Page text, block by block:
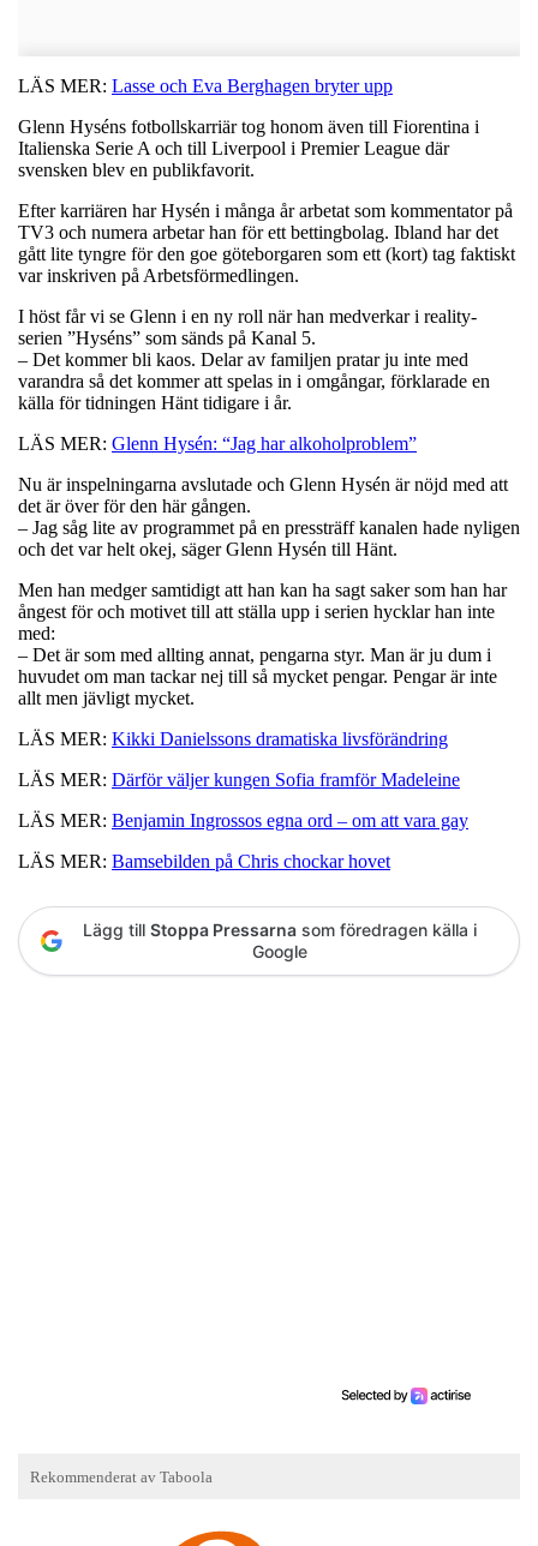
LÄS MER: Lasse och Eva Berghagen bryter upp
Glenn Hyséns fotbollskarriär tog honom även till Fiorentina i
Italienska Serie A och till Liverpool i Premier League där
svensken blev en publikfavorit.
Efter karriären har Hysén i många år arbetat som kommentator på
TV3 och numera arbetar han för ett bettingbolag. Ibland har det
gått lite tyngre för den goe göteborgaren som ett (kort) tag faktiskt
var inskriven på Arbetsförmedlingen.
I höst får vi se Glenn i en ny roll när han medverkar i reality-
serien ”Hyséns” som sänds på Kanal 5.
– Det kommer bli kaos. Delar av familjen pratar ju inte med
varandra så det kommer att spelas in i omgångar, förklarade en
källa för tidningen Hänt tidigare i år.
LÄS MER: Glenn Hysén: “Jag har alkoholproblem”
Nu är inspelningarna avslutade och Glenn Hysén är nöjd med att
det är över för den här gången.
– Jag såg lite av programmet på en pressträff kanalen hade nyligen
och det var helt okej, säger Glenn Hysén till Hänt.
Men han medger samtidigt att han kan ha sagt saker som han har
ångest för och motivet till att ställa upp i serien hycklar han inte
med:
– Det är som med allting annat, pengarna styr. Man är ju dum i
huvudet om man tackar nej till så mycket pengar. Pengar är inte
allt men jävligt mycket.
LÄS MER: Kikki Danielssons dramatiska livsförändring
LÄS MER: Därför väljer kungen Sofia framför Madeleine
LÄS MER: Benjamin Ingrossos egna ord – om att vara gay
LÄS MER: Bamsebilden på Chris chockar hovet
Lägg till Stoppa Pressarna som föredragen källa i
Google